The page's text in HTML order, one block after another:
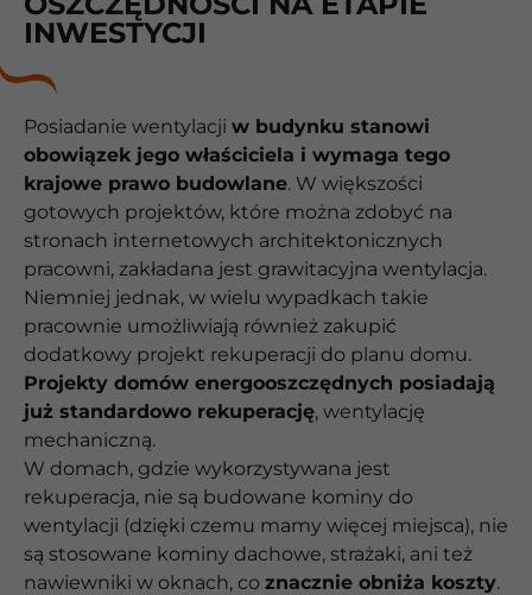
INWESTYCJI
Posiadanie wentylacji w budynku stanowi
obowiązek jego właściciela i wymaga tego
krajowe prawo budowlane. W większości
gotowych projektów, które można zdobyć na
stronach internetowych architektonicznych
pracowni, zakładana jest grawitacyjna wentylacja.
Niemniej jednak, w wielu wypadkach takie
pracownie umożliwiają również zakupić
dodatkowy projekt rekuperacji do planu domu.
Projekty domów energooszczędnych posiadają
już standardowo rekuperację, wentylację
mechaniczną.
W domach, gdzie wykorzystywana jest
rekuperacja, nie są budowane kominy do
wentylacji (dzięki czemu mamy więcej miejsca), nie
są stosowane kominy dachowe, strażaki, ani też
nawiewniki w oknach, co znacznie obniża koszty.